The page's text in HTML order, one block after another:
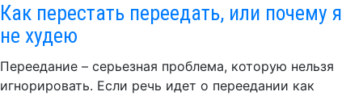
Как перестать переедать, или почему я
не худею
Переедание – серьезная проблема, которую нельзя
игнорировать. Если речь идет о переедании как